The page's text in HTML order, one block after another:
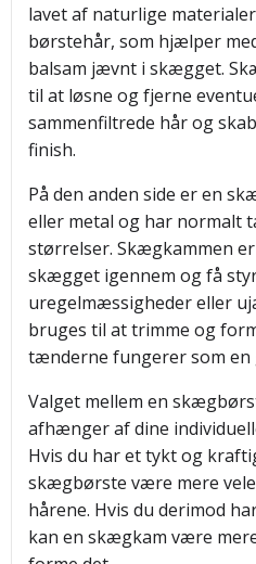
lavet af naturlige
børstehår, som hjælper
balsam jævnt i skægget.
til at løsne og fjerne
sammenfiltrede hår og
finish.
På den anden side er en
eller metal og har normalt
størrelser. Skægkammen
skægget igennem og få
uregelmæssigheder eller
bruges til at trimme og
tænderne fungerer som en
Valget mellem en
afhænger af dine
Hvis du har et tykt og
skægbørste være mere
hårene. Hvis du derimod
kan en skægkam være